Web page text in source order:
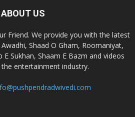
ABOUT US
Friend. We provide you with the latest
Shaad O Gham, Roomaniyat,
E Sukhan, Shaam E Bazm and videos
entertainment industry.